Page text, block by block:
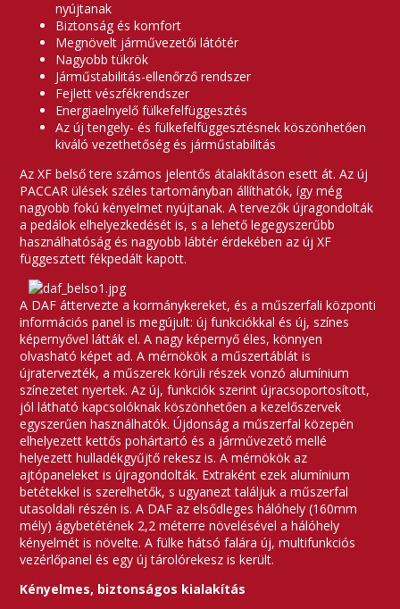
nyújtanak
Biztonság és komfort
Megnövelt járművezetői látótér
Nagyobb tükrök
Járműstabilitás-ellenőrző rendszer
Fejlett vészfékrendszer
Energiaelnyelő fülkefelfüggesztés
Az új tengely- és fülkefelfüggesztésnek köszönhetően
kiváló vezethetőség és járműstabilitás
Az XF belső tere számos jelentős átalakításon esett át. Az új
PACCAR ülések széles tartományban állíthatók, így még
nagyobb fokú kényelmet nyújtanak. A tervezők újragondolták
a pedálok elhelyezkedését is, s a lehető legegyszerűbb
használhatóság és nagyobb lábtér érdekében az új XF
függesztett fékpedált kapott.
A DAF áttervezte a kormánykereket, és a műszerfali központi
információs panel is megújult: új funkciókkal és új, színes
képernyővel látták el. A nagy képernyő éles, könnyen
olvasható képet ad. A mérnökök a műszertáblát is
újratervezték, a műszerek körüli részek vonzó alumínium
színezetet nyertek. Az új, funkciók szerint újracsoportosított,
jól látható kapcsolóknak köszönhetően a kezelőszervek
egyszerűen használhatók. Újdonság a műszerfal közepén
elhelyezett kettős pohártartó és a járművezető mellé
helyezett hulladékgyűjtő rekesz is. A mérnökök az
ajtópaneleket is újragondolták. Extraként ezek alumínium
betétekkel is szerelhetők, s ugyanezt találjuk a műszerfal
utasoldali részén is. A DAF az elsődleges hálóhely (160mm
mély) ágybetétének 2,2 méterre növelésével a hálóhely
kényelmét is növelte. A fülke hátsó falára új, multifunkciós
vezérlőpanel és egy új tárolórekesz is került.
Kényelmes, biztonságos kialakítás